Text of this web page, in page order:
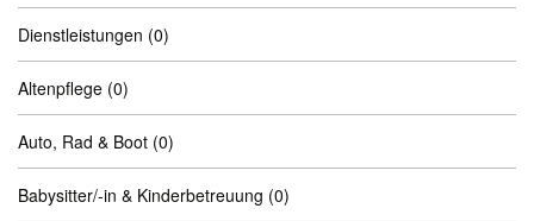
Dienstleistungen (0)
Altenpflege (0)
Auto, Rad & Boot (0)
Babysitter/-in & Kinderbetreuung (0)